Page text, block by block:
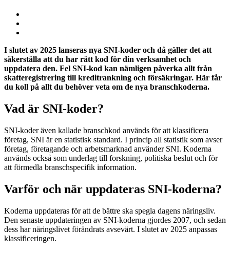
I slutet av 2025 lanseras nya SNI-koder och då gäller det att
säkerställa att du har rätt kod för din verksamhet och
uppdatera den. Fel SNI-kod kan nämligen påverka allt från
skatteregistrering till kreditrankning och försäkringar. Här får
du koll på allt du behöver veta om de nya branschkoderna.
Vad är SNI-koder?
SNI-koder även kallade branschkod används för att klassificera
företag, SNI är en statistisk standard. I princip all statistik som avser
företag, företagande och arbetsmarknad använder SNI. Koderna
används också som underlag till forskning, politiska beslut och för
att förmedla branschspecifik information.
Varför och när uppdateras SNI-koderna?
Koderna uppdateras för att de bättre ska spegla dagens näringsliv.
Den senaste uppdateringen av SNI-koderna gjordes 2007, och sedan
dess har näringslivet förändrats avsevärt. I slutet av 2025 anpassas
klassificeringen.